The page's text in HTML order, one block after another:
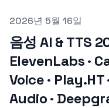
Published on
2026년 5월 16일
음성 AI & TTS
ElevenLabs ·
Voice · Play.HT
Audio ·